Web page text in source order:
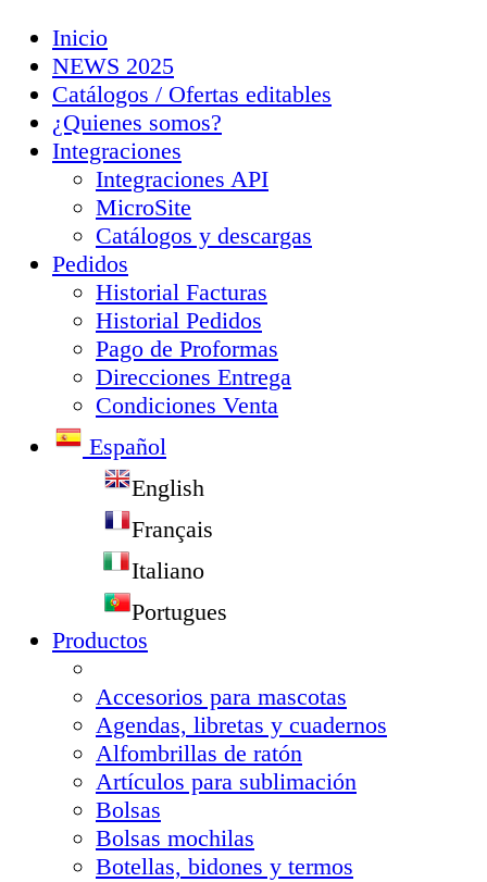
Inicio
NEWS 2025
Catálogos / Ofertas editables
¿Quienes somos?
Integraciones
Integraciones API
MicroSite
Catálogos y descargas
Pedidos
Historial Facturas
Historial Pedidos
Pago de Proformas
Direcciones Entrega
Condiciones Venta
Español
English
Français
Italiano
Portugues
Productos
Accesorios para mascotas
Agendas, libretas y cuadernos
Alfombrillas de ratón
Artículos para sublimación
Bolsas
Bolsas mochilas
Botellas, bidones y termos